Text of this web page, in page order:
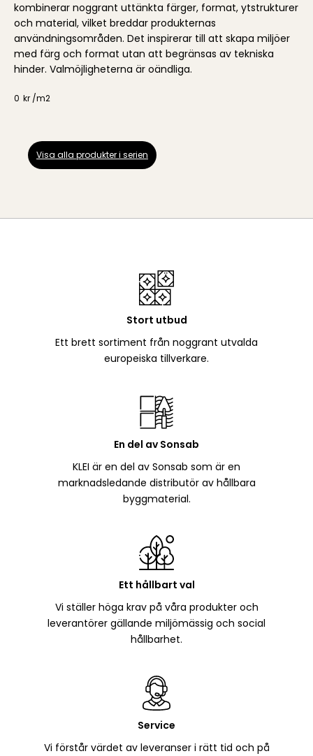
kombinerar noggrant uttänkta färger, format, ytstrukturer
och material, vilket breddar produkternas
användningsområden. Det inspirerar till att skapa miljöer
med färg och format utan att begränsas av tekniska
hinder. Valmöjligheterna är oändliga.
0 kr /m2
Visa alla produkter i serien
Stort utbud
Ett brett sortiment från noggrant utvalda
europeiska tillverkare.
En del av Sonsab
KLEI är en del av Sonsab som är en
marknadsledande distributör av hållbara
byggmaterial.
Ett hållbart val
Vi ställer höga krav på våra produkter och
leverantörer gällande miljömässig och social
hållbarhet.
Service
Vi förstår värdet av leveranser i rätt tid och på